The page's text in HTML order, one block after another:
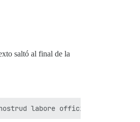
saltó al final de la